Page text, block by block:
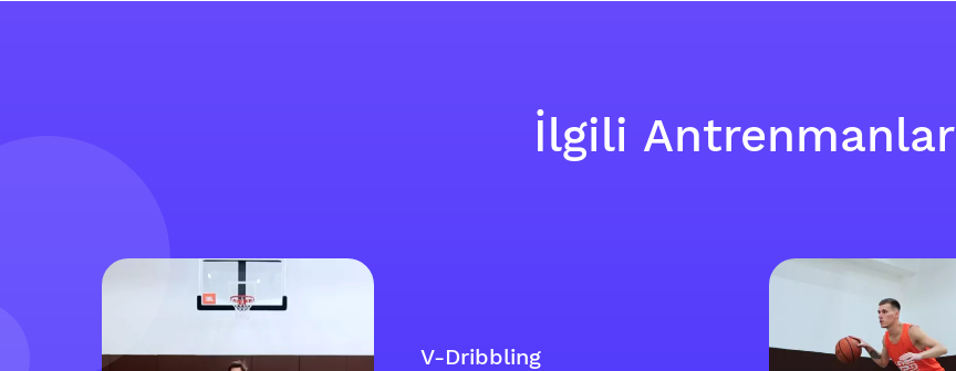
İlgili Antrenmanlar
V-Dribbling